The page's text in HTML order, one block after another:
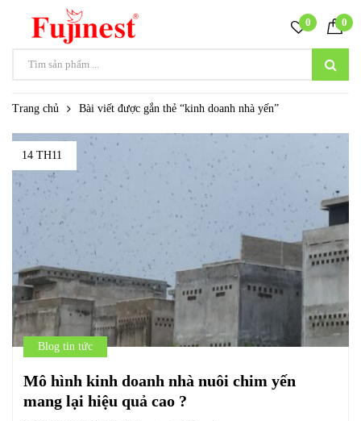
0 0
Trang chủ Bài viết được gắn thẻ “kinh doanh nhà yến”
14 TH11
Blog tin tức
Mô hình kinh doanh nhà nuôi chim yến
mang lại hiệu quả cao ?